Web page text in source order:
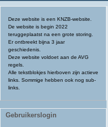
Deze website is een KNZB-website.
De website is begin 2022
teruggeplaatst na een grote storing.
Er ontbreekt bijna 3 jaar
geschiedenis.
Deze website voldoet aan de AVG
regels.
Alle tekstblokjes hierboven zijn actieve
links. Sommige hebben ook nog sub-
links.
Gebruikerslogin